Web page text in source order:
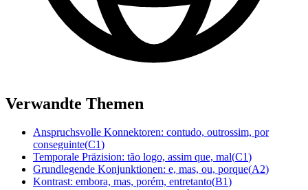
Verwandte Themen
Anspruchsvolle Konnektoren: contudo, outrossim, por
conseguinte(C1)
Temporale Präzision: tão logo, assim que, mal(C1)
Grundlegende Konjunktionen: e, mas, ou, porque(A2)
Kontrast: embora, mas, porém, entretanto(B1)